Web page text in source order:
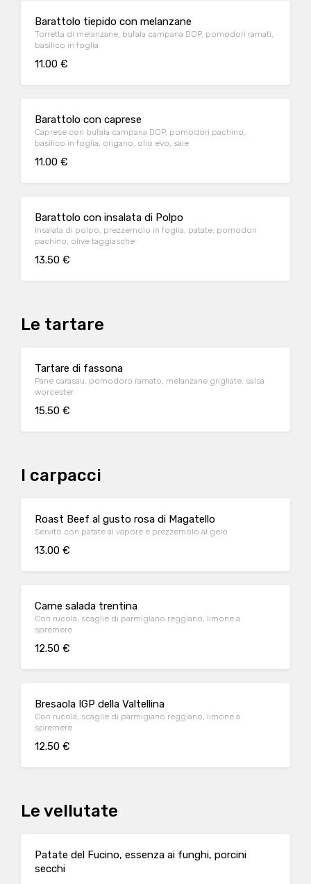
Barattolo tiepido con melanzane
Torretta di melanzane, bufala campana DOP, pomodori ramati,
basilico in foglia
11.00 €
Barattolo con caprese
Caprese con bufala campana DOP, pomodori pachino,
basilico in foglia, origano, olio evo, sale
11.00 €
Barattolo con insalata di Polpo
Insalata di polpo, prezzemolo in foglia, patate, pomodori
pachino, olive taggiasche
13.50 €
Le tartare
Tartare di fassona
Pane carasau, pomodoro ramato, melanzane grigliate, salsa
worcester
15.50 €
I carpacci
Roast Beef al gusto rosa di Magatello
Servito con patate al vapore e prezzemolo al gelo
13.00 €
Carne salada trentina
Con rucola, scaglie di parmigiano reggiano, limone a
spremere
12.50 €
Bresaola IGP della Valtellina
Con rucola, scaglie di parmigiano reggiano, limone a
spremere
12.50 €
Le vellutate
Patate del Fucino, essenza ai funghi, porcini
secchi